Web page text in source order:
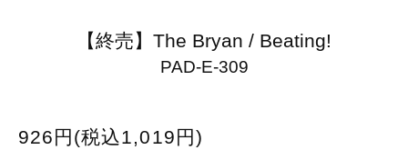
【終売】The Bryan / Beating!
PAD-E-309
926円(税込1,019円)